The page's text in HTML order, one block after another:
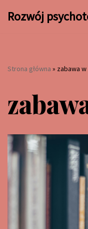
Rozwój
Strona główna » zabawa